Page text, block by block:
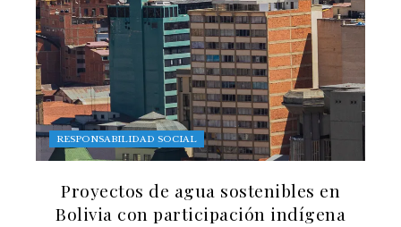
RESPONSABILIDAD SOCIAL
Proyectos de agua sostenibles en
Bolivia con participación indígena